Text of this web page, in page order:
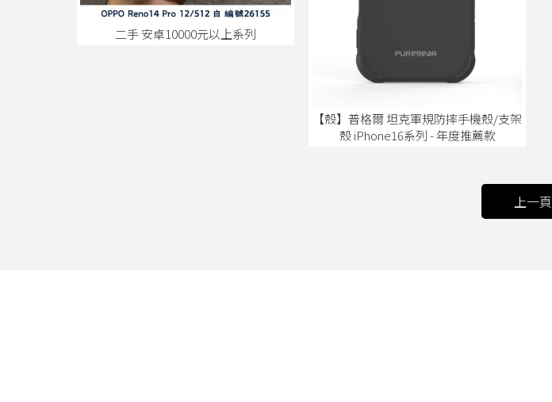
二手 安卓10000元以上系列
【殼】普格爾 坦克軍規防摔手機殼/支架
殼 iPhone16系列 - 年度推薦款
上一頁